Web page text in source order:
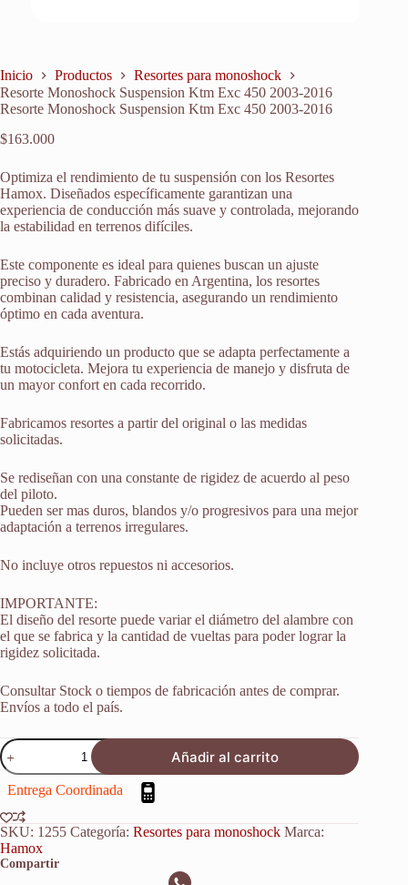
Inicio Productos
Resortes para monoshock
Resorte Monoshock Suspension Ktm Exc 450 2003-2016
Resorte Monoshock Suspension Ktm Exc 450 2003-2016
$163.000
Optimiza el rendimiento de tu suspensión con los Resortes
Hamox. Diseñados específicamente garantizan una
experiencia de conducción más suave y controlada, mejorando
la estabilidad en terrenos difíciles.
Este componente es ideal para quienes buscan un ajuste
preciso y duradero. Fabricado en Argentina, los resortes
combinan calidad y resistencia, asegurando un rendimiento
óptimo en cada aventura.
Estás adquiriendo un producto que se adapta perfectamente a
tu motocicleta. Mejora tu experiencia de manejo y disfruta de
un mayor confort en cada recorrido.
Fabricamos resortes a partir del original o las medidas
solicitadas.
Se rediseñan con una constante de rigidez de acuerdo al peso
del piloto.
Pueden ser mas duros, blandos y/o progresivos para una mejor
adaptación a terrenos irregulares.
No incluye otros repuestos ni accesorios.
IMPORTANTE:
El diseño del resorte puede variar el diámetro del alambre con
el que se fabrica y la cantidad de vueltas para poder lograr la
rigidez solicitada.
Consultar Stock o tiempos de fabricación antes de comprar.
Envíos a todo el país.
Resorte
Monoshock
Suspension
Ktm
450
2003-
2016
cantidad
Añadir al carrito
Entrega Coordinada
SKU: 1255 Categoría: Resortes para monoshock Marca:
Hamox
Compartir